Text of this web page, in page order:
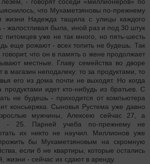
- говорят соседи «миллионеров» по
что Мухаметзяновы по-прежнему
жизни Надежда тащила с улицы каждого
- жалостливая была, иной раз и под 30 штук
питомцев уже не так много, но пять-шесть
еще рожают - всех топить не будешь. Так
что он в память о жене продолжает
местные. Главу семейства во дворе
в магазин неподалеку: то за продуктами, то
его из дома почти не выходят. Но когда
продуктами идет кто-нибудь из братьев. С
не будешь - приходится от компьютера
консьержка. Сыновья Рустема уже давно
мужчины, Алексею сейчас 27, а
- 25. Парней учеба по-прежнему не
их никто не научил. Миллионов уже
бы Мухаметзяновым на скромную
если б не квартиры, которые остались
жизни - сейчас их сдают в аренду.